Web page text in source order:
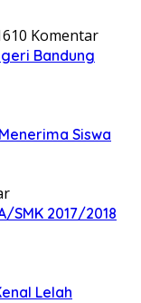
10 Komentar
Bandung
Siswa
SMK 2017/2018
Lelah